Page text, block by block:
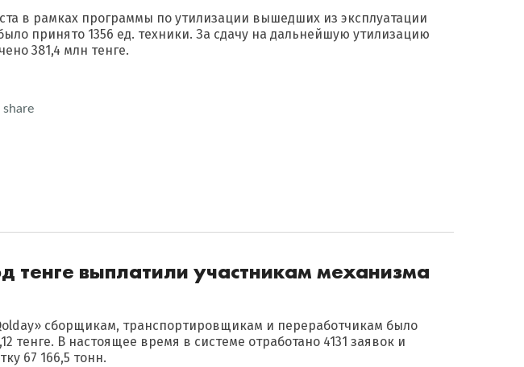
в рамках программы по утилизации вышедших из эксплуатации
принято 1356 ед. техники. За сдачу на дальнейшую утилизацию
381,4 млн тенге.
share
тенге выплатили участникам механизма
сборщикам, транспортировщикам и переработчикам было
тенге. В настоящее время в системе отработано 4131 заявок и
67 166,5 тонн.